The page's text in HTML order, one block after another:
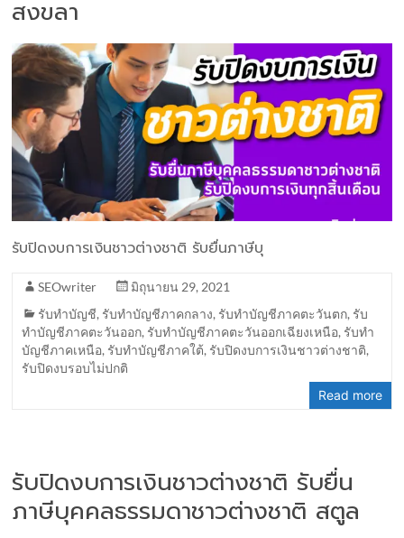
สงขลา
รับปิดงบการเงินชาวต่างชาติ รับยื่นภาษีบุ
SEOwriter
มิถุนายน 29, 2021
รับทำบัญชี, รับทำบัญชีภาคกลาง, รับทำบัญชีภาคตะวันตก, รับ
ทำบัญชีภาคตะวันออก, รับทำบัญชีภาคตะวันออกเฉียงเหนือ, รับทำ
บัญชีภาคเหนือ, รับทำบัญชีภาคใต้, รับปิดงบการเงินชาวต่างชาติ,
รับปิดงบรอบไม่ปกติ
Read more
รับปิดงบการเงินชาวต่างชาติ รับยื่น
ภาษีบุคคลธรรมดาชาวต่างชาติ สตูล